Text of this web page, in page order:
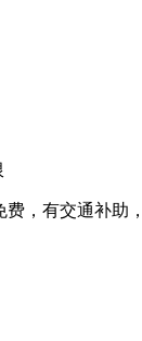
，有交通补助